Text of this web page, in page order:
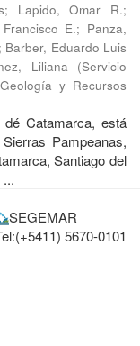
; Lapido, Omar R.;
E.; Panza,
; Barber, Eduardo Luis
Liliana (Servicio
y Recursos
Catamarca, está
Pampeanas,
Santiago del
SEGEMAR
5670-0101